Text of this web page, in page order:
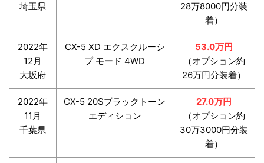
埼玉県
28万8000円分装
着）
2022年
12月
大坂府
CX-5 XD エクスクルーシ
ブ モード 4WD
53.0万円
（オプション約
26万円分装着）
2022年
11月
千葉県
CX-5 20Sブラックトーン
エディション
27.0万円
（オプション約
30万3000円分装
着）